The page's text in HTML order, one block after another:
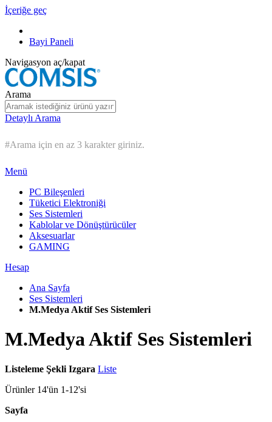
İçeriğe geç
Bayi Paneli
Navigasyon aç/kapat
Arama
Detaylı Arama
#Arama için en az 3 karakter giriniz.
Menü
PC Bileşenleri
Tüketici Elektroniği
Ses Sistemleri
Kablolar ve Dönüştürücüler
Aksesuarlar
GAMING
Hesap
Ana Sayfa
Ses Sistemleri
M.Medya Aktif Ses Sistemleri
M.Medya Aktif Ses Sistemleri
Listeleme Şekli Izgara Liste
Ürünler 14'ün 1-12'si
Sayfa